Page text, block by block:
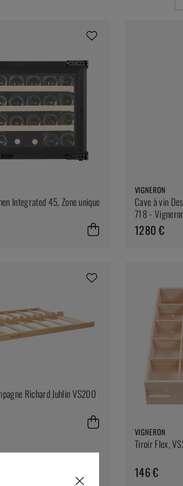
Integrated 45, Zone unique
VIGNERON
Cave à vin
718 -
1280 €
Richard Juhlin VS200
VIGNERON
Tiroir Flex,
146 €